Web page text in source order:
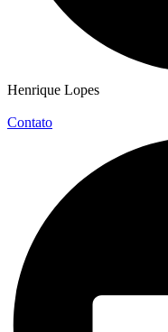
Henrique Lopes
Contato